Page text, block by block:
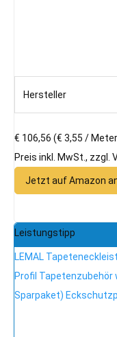
Hersteller
€ 106,56 (€ 3,55 /
Preis inkl. MwSt., zzgl.
Jetzt auf Amazon
Leistungstipp
LEMAL
Profil Tapetenzubehör
Sparpaket)